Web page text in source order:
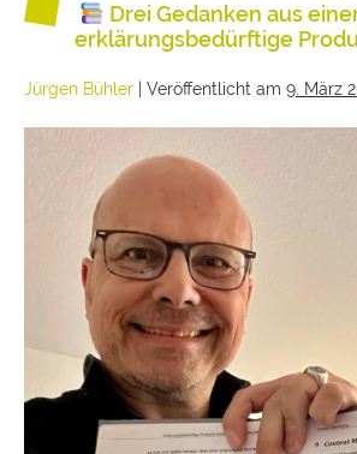
Drei Gedanken aus
erklärungsbedürftige
Jürgen Bühler Veröffentlicht am 9. März